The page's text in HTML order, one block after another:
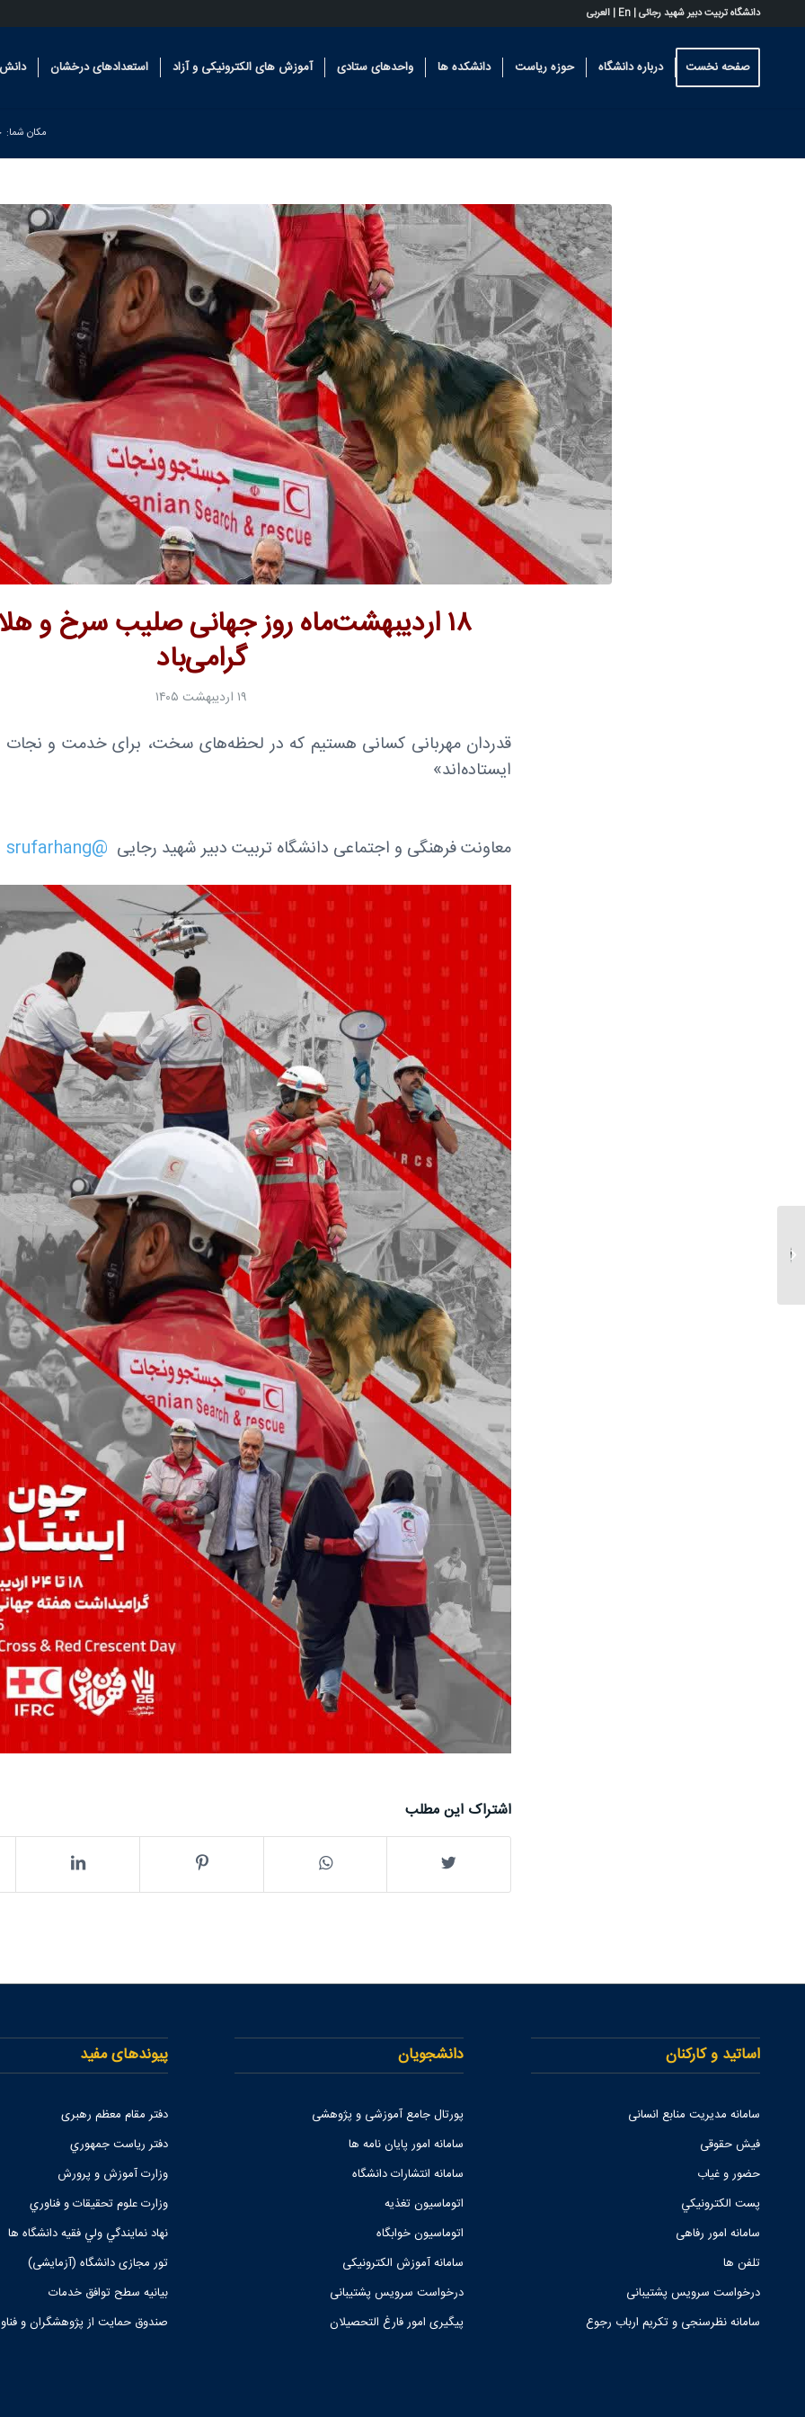
دانشگاه تربیت دبیر شهید رجائی | En
| العربی
صفحه نخست درباره دانشگاه حوزه ریاست دانشکده ها واحدهای ستادی آموزش های الکترونیکی و آزاد استعدادهای درخشان
مکان شما:
۱۸ اردیبهشت‌ماه روز جهانی صلیب سرخ و
گرامی‌باد
۱۹ اردیبهشت ۱۴۰۵
قدردان مهربانی کسانی هستیم که در لحظه‌های سخت، برای خدمت و
ایستاده‌اند»
معاونت فرهنگی و اجتماعی دانشگاه تربیت دبیر شهید رجایی @srufarhang
اشتراک این مطلب
اساتید و کارکنان
سامانه مدیریت منابع انسانی
فیش حقوقی
حضور و غیاب
پست الكترونيكي
سامانه امور رفاهی
تلفن ها
درخواست سرویس پشتیبانی
سامانه نظرسنجی و تکریم ارباب رجوع
دانشجویان
پورتال جامع آموزشی و پژوهشی
سامانه امور پایان نامه ها
سامانه انتشارات دانشگاه
اتوماسیون تغذیه
اتوماسیون خوابگاه
سامانه آموزش الکترونیکی
درخواست سرویس پشتیبانی
پیگیری امور فارغ التحصیلان
پیوندهای مفید
دفتر مقام معظم رهبری
دفتر رياست جمهوري
وزارت آموزش و پرورش
وزارت علوم تحقيقات و فناوري
نهاد نمايندگي ولي فقيه دانشگاه ها
تور مجازی دانشگاه (آزمایشی)
بیانیه سطح توافق خدمات
صندوق حمايت از پژوهشگران و